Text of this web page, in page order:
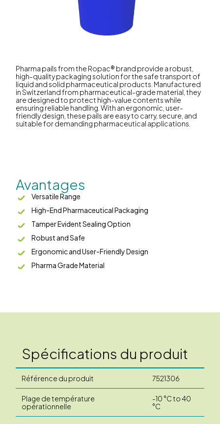
Pharma pails from the Ropac® brand provide a robust,
high-quality packaging solution for the safe transport of
liquid and solid pharmaceutical products. Manufactured
in Switzerland from pharmaceutical-grade material, they
are designed to protect high-value contents while
ensuring reliable handling. With an ergonomic, user-
friendly design, these pails are easy to carry, secure, and
suitable for demanding pharmaceutical applications.
Avantages
Versatile Range
High-End Pharmaceutical Packaging
Tamper Evident Sealing Option
Robust and Safe
Ergonomic and User-Friendly Design
Pharma Grade Material
Spécifications du produit
Référence du produit 7521306
Plage de température
opérationnelle
-10 °C to 40
°C